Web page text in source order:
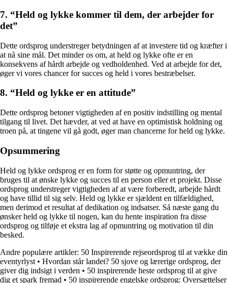
7. “Held og lykke kommer til dem, der arbejder for
det”
Dette ordsprog understreger betydningen af ​​at investere tid og kræfter i
at nå sine mål. Det minder os om, at held og lykke ofte er en
konsekvens af hårdt arbejde og vedholdenhed. Ved at arbejde for det,
øger vi vores chancer for succes og held i vores bestræbelser.
8. “Held og lykke er en attitude”
Dette ordsprog betoner vigtigheden af ​​en positiv indstilling og mental
tilgang til livet. Det hævder, at ved at have en optimistisk holdning og
troen på, at tingene vil gå godt, øger man chancerne for held og lykke.
Opsummering
Held og lykke ordsprog er en form for støtte og opmuntring, der
bruges til at ønske lykke og succes til en person eller et projekt. Disse
ordsprog understreger vigtigheden af ​​at være forberedt, arbejde hårdt
og have tillid til sig selv. Held og lykke er sjældent en tilfældighed,
men derimod et resultat af dedikation og indsatser. Så næste gang du
ønsker held og lykke til nogen, kan du hente inspiration fra disse
ordsprog og tilføje et ekstra lag af opmuntring og motivation til din
besked.
Andre populære artikler: 50 Inspirerende rejseordsprog til at vække din
eventyrlyst • Hvordan står landet? 50 sjove og lærerige ordsprog, der
giver dig indsigt i verden • 50 inspirerende heste ordsprog til at give
dig et spark fremad • 50 inspirerende engelske ordsprog: Oversættelser